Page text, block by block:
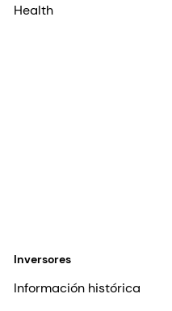
Health
Inversores
Información histórica